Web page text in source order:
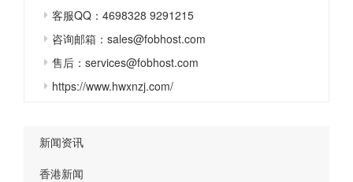
客服QQ：4698328 9291215
咨询邮箱：sales@fobhost.com
售后：services@fobhost.com
https://www.hwxnzj.com/
新闻资讯
香港新闻